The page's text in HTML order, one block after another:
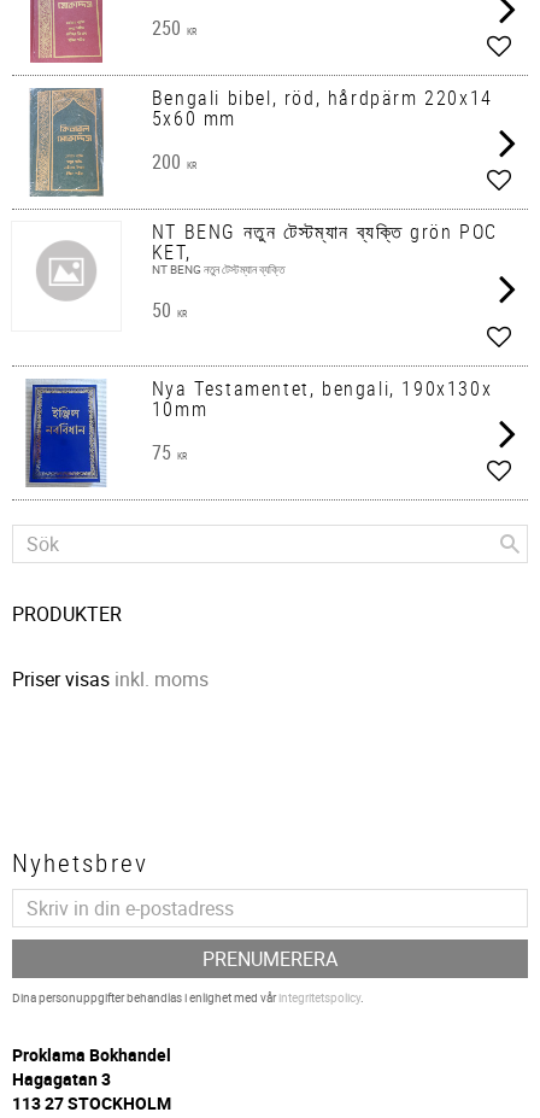
250 KR
Bengali bibel, röd, hårdpärm 220x14
5x60 mm
200 KR
NT BENG নতুন টেস্টম্যান ব্যক্তি grön POC
KET,
NT BENG নতুন টেস্টম্যান ব্যক্তি
50 KR
Nya Testamentet, bengali, 190x130x
10mm
75 KR
PRODUKTER
Priser visas inkl. moms
Nyhetsbrev
PRENUMERERA
Dina personuppgifter behandlas i enlighet med vårintegritetspolicy.
Proklama Bokhandel
Hagagatan 3
113 27 STOCKHOLM